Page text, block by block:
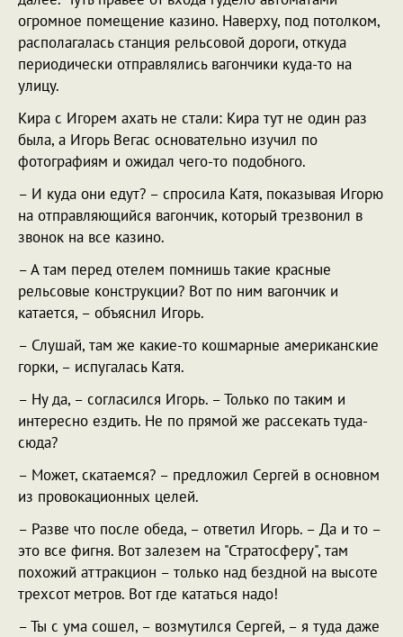
огромное помещение казино. Наверху, под потолком,
располагалась станция рельсовой дороги, откуда
периодически отправлялись вагончики куда-то на
улицу.
Кира с Игорем ахать не стали: Кира тут не один раз
была, а Игорь Вегас основательно изучил по
фотографиям и ожидал чего-то подобного.
– И куда они едут? – спросила Катя, показывая Игорю
на отправляющийся вагончик, который трезвонил в
звонок на все казино.
– А там перед отелем помнишь такие красные
рельсовые конструкции? Вот по ним вагончик и
катается, – объяснил Игорь.
– Слушай, там же какие-то кошмарные американские
горки, – испугалась Катя.
– Ну да, – согласился Игорь. – Только по таким и
интересно ездить. Не по прямой же рассекать туда-
сюда?
– Может, скатаемся? – предложил Сергей в основном
из провокационных целей.
– Разве что после обеда, – ответил Игорь. – Да и то –
это все фигня. Вот залезем на "Стратосферу", там
похожий аттракцион – только над бездной на высоте
трехсот метров. Вот где кататься надо!
– Ты с ума сошел, – возмутился Сергей, – я туда даже